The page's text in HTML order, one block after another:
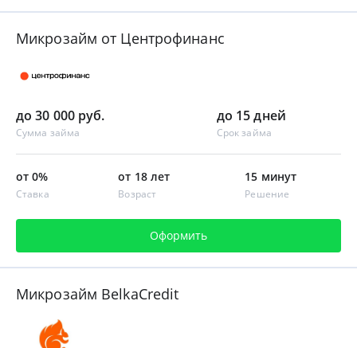
Микрозайм от Центрофинанс
до 30 000 руб.
Сумма займа
до 15 дней
Срок займа
от 0%
Ставка
от 18 лет
Возраст
15 минут
Решение
Оформить
Микрозайм BelkaCredit